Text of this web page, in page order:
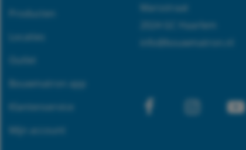
Producten
Locaties
Outlet
Bouwmatron app
Klantenservice
Mijn account
Marsstraat
2024 GC Haarlem
info@bouwmatron.nl
Instagram